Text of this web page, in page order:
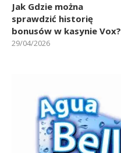
Jak Gdzie można
sprawdzić historię
bonusów w kasynie Vox?
29/04/2026